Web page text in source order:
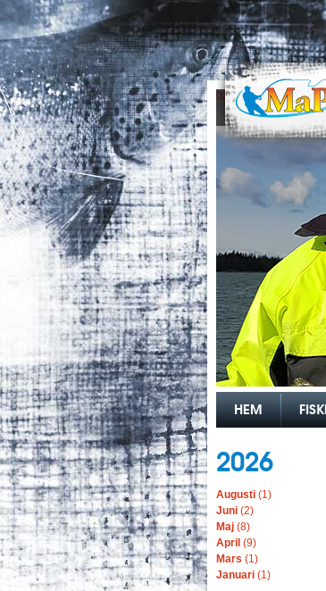
01234
HEM
2026
Augusti (1)
Juni (2)
Maj (8)
April (9)
Mars (1)
Januari (1)